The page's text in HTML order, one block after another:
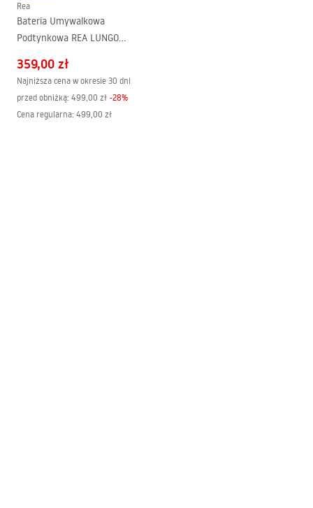
Karta produktu
BATERIA UMYWALKOWA PODTYNKOWA LUNGO BIALA +
Pielęgnacja
Rea
Bateria Umywalkowa
Podtynkowa REA LUNGO
359,00 zł
Najniższa cena w okresie 30 dni
przed obniżką: 499,00 zł -28%
Cena regularna: 499,00 zł